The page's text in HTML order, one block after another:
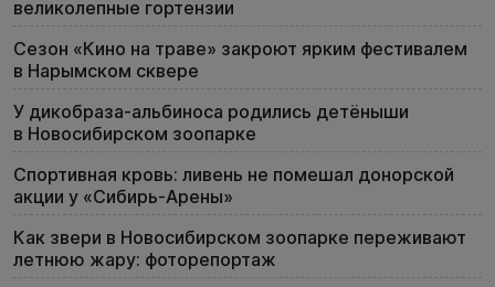
великолепные гортензии
Сезон «Кино на траве» закроют ярким фестивалем
в Нарымском сквере
У дикобраза-альбиноса родились детёныши
в Новосибирском зоопарке
Спортивная кровь: ливень не помешал донорской
акции у «Сибирь-Арены»
Как звери в Новосибирском зоопарке переживают
летнюю жару: фоторепортаж